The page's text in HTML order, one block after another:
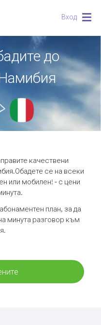
Вход
до
качествени
Обадете се на всеки
или мобилен! - с цени
план, за да
минута разговор към